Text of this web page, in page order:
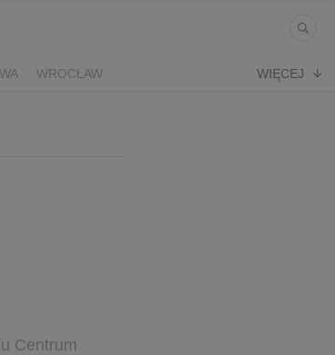
WROCŁAW
WIĘCEJ
Centrum